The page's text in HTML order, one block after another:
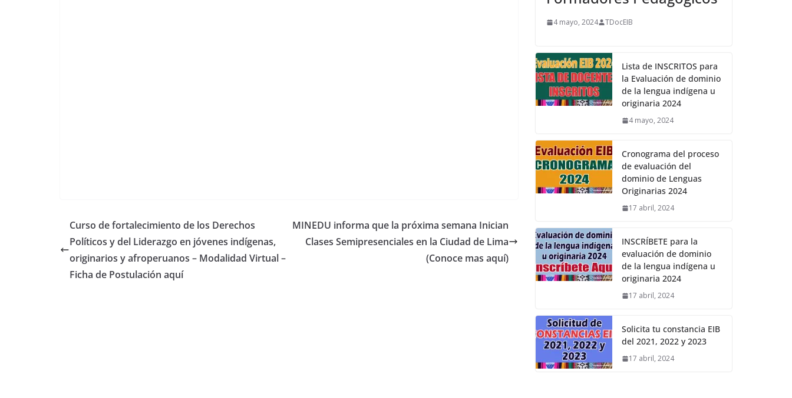
Curso de fortalecimiento de los Derechos
Políticos y del Liderazgo en jóvenes indígenas,
originarios y afroperuanos – Modalidad Virtual –
Ficha de Postulación aquí
MINEDU informa que la próxima semana Inician
Clases Semipresenciales en la Ciudad de Lima
(Conoce mas aquí)
4 mayo, 2024 TDocEIB
Lista de INSCRITOS para
la Evaluación de dominio
de la lengua indígena u
originaria 2024
4 mayo, 2024
Cronograma del proceso
de evaluación del
dominio de Lenguas
Originarias 2024
17 abril, 2024
INSCRÍBETE para la
evaluación de dominio
de la lengua indígena u
originaria 2024
17 abril, 2024
Solicita tu constancia EIB
del 2021, 2022 y 2023
17 abril, 2024